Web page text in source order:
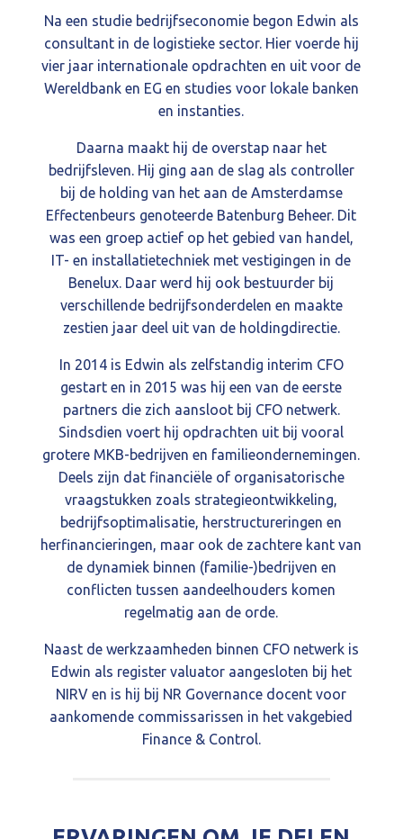
Na een studie bedrijfseconomie begon Edwin als
consultant in de logistieke sector. Hier voerde hij
vier jaar internationale opdrachten en uit voor de
Wereldbank en EG en studies voor lokale banken
en instanties.
Daarna maakt hij de overstap naar het
bedrijfsleven. Hij ging aan de slag als controller
bij de holding van het aan de Amsterdamse
Effectenbeurs genoteerde Batenburg Beheer. Dit
was een groep actief op het gebied van handel,
IT- en installatietechniek met vestigingen in de
Benelux. Daar werd hij ook bestuurder bij
verschillende bedrijfsonderdelen en maakte
zestien jaar deel uit van de holdingdirectie.
In 2014 is Edwin als zelfstandig interim CFO
gestart en in 2015 was hij een van de eerste
partners die zich aansloot bij CFO netwerk.
Sindsdien voert hij opdrachten uit bij vooral
grotere MKB-bedrijven en familieondernemingen.
Deels zijn dat financiële of organisatorische
vraagstukken zoals strategieontwikkeling,
bedrijfsoptimalisatie, herstructureringen en
herfinancieringen, maar ook de zachtere kant van
de dynamiek binnen (familie-)bedrijven en
conflicten tussen aandeelhouders komen
regelmatig aan de orde.
Naast de werkzaamheden binnen CFO netwerk is
Edwin als register valuator aangesloten bij het
NIRV en is hij bij NR Governance docent voor
aankomende commissarissen in het vakgebied
Finance & Control.